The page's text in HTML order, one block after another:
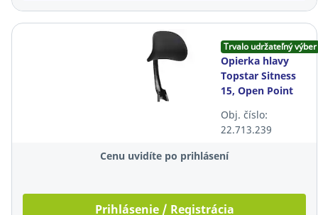
Trvalo udržateľný výber
Opierka hlavy
Topstar Sitness
15, Open Point
Point SY, čierna
Obj. číslo:
22.713.239
Cenu uvidíte po prihlásení
Prihlásenie / Registrácia